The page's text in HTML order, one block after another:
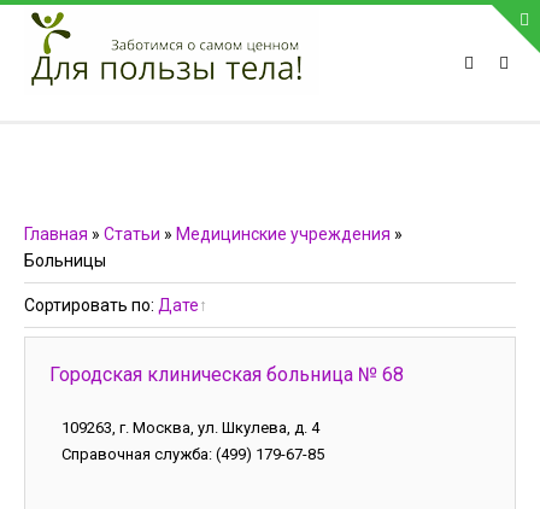
ПРИВЕТСТВУЕМ НА НАШЕМ САЙТЕ
Блок скоро обновится
СВЯЗЬ С АДМИНИСТРАЦИЕЙ САЙТА
Телефон:
Мобильный:
admin@medvestnic.ru
Главная » Статьи » Медицинские учреждения »
Больницы
Сортировать по: Дате
Городская клиническая больница № 68
109263, г. Москва, ул. Шкулева, д. 4
Справочная служба: (499) 179-67-85